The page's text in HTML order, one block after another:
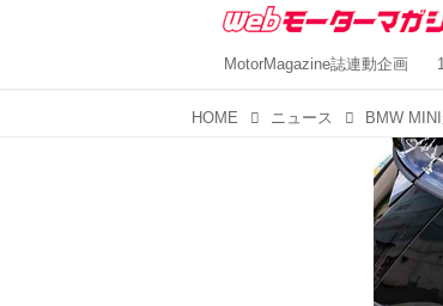
MotorMagazine誌連動企画
HOME ニュース